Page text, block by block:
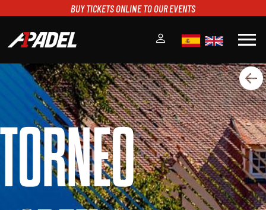
BUY TICKETS ONLINE TO OUR EVENTS
menu
A1PADEL
RANKING
CALENDARIO
TORNEOS
NOTICIAS
MULTIMEDIA
SCOREBOARD
STREAMING
TORNEO